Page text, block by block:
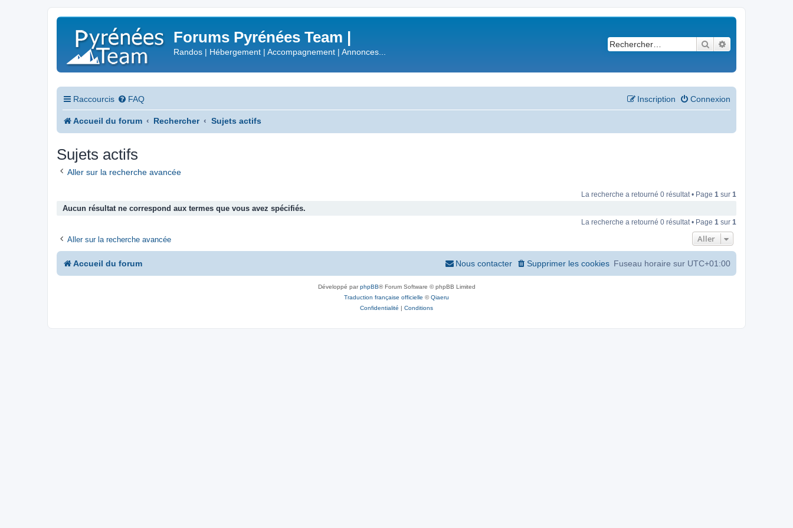
Forums Pyrénées Team |
Randos | Hébergement | Accompagnement | Annonces...
Rechercher
Raccourcis FAQ Connexion
Inscription
Accueil du forum Rechercher Sujets actifs
Sujets actifs
Aller sur la recherche avancée
La recherche a retourné 0 résultat • Page 1 sur 1
Aucun résultat ne correspond aux termes que vous avez spécifiés.
La recherche a retourné 0 résultat • Page 1 sur 1
Aller sur la recherche avancée Aller
Accueil du forum Fuseau horaire sur UTC+01:00
Supprimer les cookies
Nous contacter
Développé parphpBB® Forum Software © phpBB Limited
Traduction française officielle ©Qiaeru
Confidentialité | Conditions